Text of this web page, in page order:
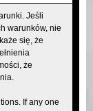
Jeśli
warunków, nie
się, że
że
If any one